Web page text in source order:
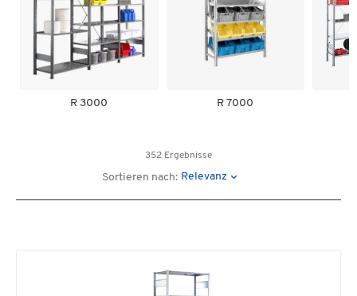
R 3000 R 7000
352 Ergebnisse
Sortieren nach: Relevanz